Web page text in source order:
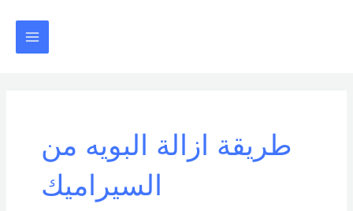
طريقة ازالة البويه من
السيراميك